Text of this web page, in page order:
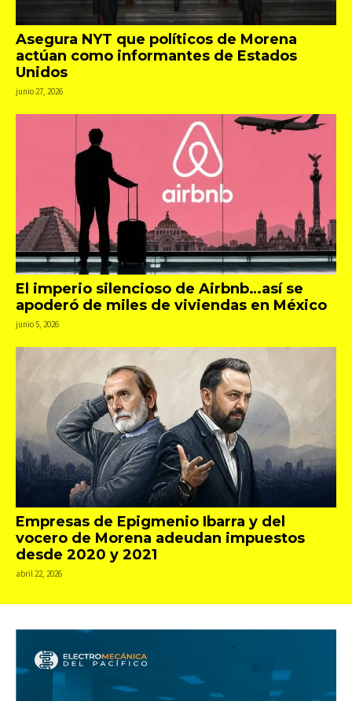
Asegura NYT que políticos de Morena
actúan como informantes de Estados
Unidos
junio 27, 2026
El imperio silencioso de Airbnb…así se
apoderó de miles de viviendas en México
junio 5, 2026
Empresas de Epigmenio Ibarra y del
vocero de Morena adeudan impuestos
desde 2020 y 2021
abril 22, 2026